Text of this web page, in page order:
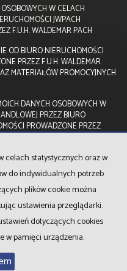
W CELACH
JWPACH
F.U.H. WALDEMAR PACH
OD BIURO NIERUCHOMOŚCI
PRZEZ F.U.H. WALDEMAR
MATERIAŁÓW PROMOCYJNYCH
DANYCH OSOBOWYCH W
PRZEZ BIURO
PROWADZONE PRZEZ
celach statystycznych oraz w
do indywidualnych potrzeb
plików cookie można
ustawienia przeglądarki.
dotyczących cookies
w pamięci urządzenia.